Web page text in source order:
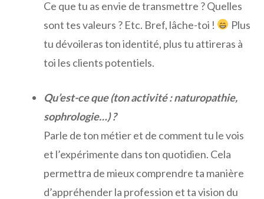
Ce que tu as envie de transmettre ? Quelles
sont tes valeurs ? Etc. Bref, lâche-toi !
Plus
tu dévoileras ton identité, plus tu attireras à
toi les clients potentiels.
Qu’est-ce que (ton activité : naturopathie,
sophrologie…) ?
Parle de ton métier et de comment tu le vois
et l’expérimente dans ton quotidien. Cela
permettra de mieux comprendre ta manière
d’appréhender la profession et ta vision du